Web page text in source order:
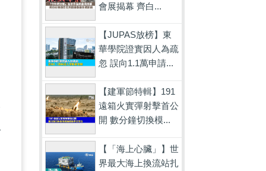
會展揭幕 齊白...
【JUPAS放榜】東
華學院證實因人為疏
忽 誤向1.1萬申請...
【建軍節特輯】191
遠箱火實彈射擊首公
開 數分鐘切換模...
【「海上心臟」】世
界最大海上換流站扎